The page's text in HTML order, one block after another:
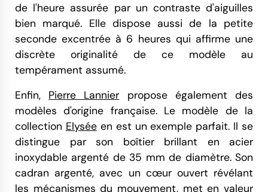
de l'heure assurée par un contraste d'aiguilles
bien marqué. Elle dispose aussi de la petite
seconde excentrée à 6 heures qui affirme une
discrète originalité de ce modèle au
tempérament assumé.
Enfin, Pierre Lannier propose également des
modèles d'origine française. Le modèle de la
collection Elyséeen est un exemple parfait. Il se
distingue par son boîtier brillant en acier
inoxydable argenté de 35 mm de diamètre. Son
cadran argenté, avec un cœur ouvert révélant
les mécanismes du mouvement, met en valeur